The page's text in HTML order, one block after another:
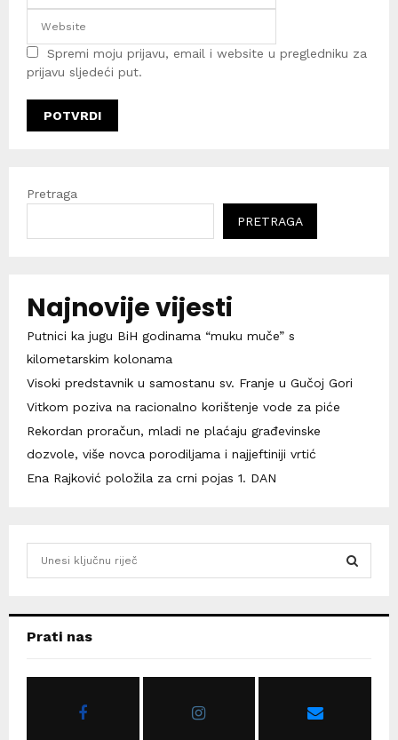
Spremi moju prijavu, email i website u pregledniku za
prijavu sljedeći put.
Pretraga
PRETRAGA
Najnovije vijesti
Putnici ka jugu BiH godinama “muku muče” s
kilometarskim kolonama
Visoki predstavnik u samostanu sv. Franje u Gučoj Gori
Vitkom poziva na racionalno korištenje vode za piće
Rekordan proračun, mladi ne plaćaju građevinske
dozvole, više novca porodiljama i najjeftiniji vrtić
Ena Rajković položila za crni pojas 1. DAN
hPrati nas